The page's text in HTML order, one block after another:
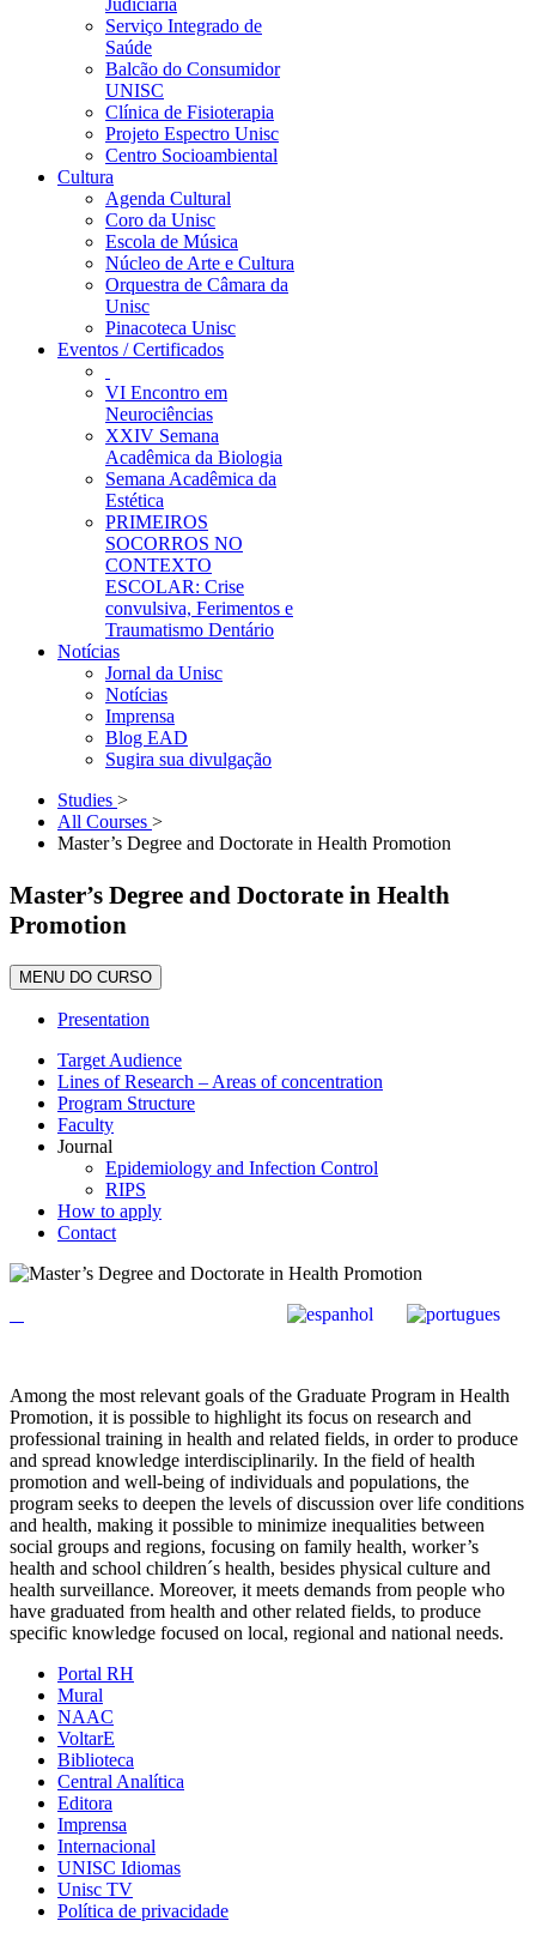
Judiciária
Serviço Integrado de
Saúde
Balcão do Consumidor
UNISC
Clínica de Fisioterapia
Projeto Espectro Unisc
Centro Socioambiental
Cultura
Agenda Cultural
Coro da Unisc
Escola de Música
Núcleo de Arte e Cultura
Orquestra de Câmara da
Unisc
Pinacoteca Unisc
Eventos / Certificados
VI Encontro em
Neurociências
XXIV Semana
Acadêmica da Biologia
Semana Acadêmica da
Estética
PRIMEIROS
SOCORROS NO
CONTEXTO
ESCOLAR: Crise
convulsiva, Ferimentos e
Traumatismo Dentário
Notícias
Jornal da Unisc
Notícias
Imprensa
Blog EAD
Sugira sua divulgação
Studies >
All Courses >
Master’s Degree and Doctorate in Health Promotion
Master’s Degree and Doctorate in Health
Promotion
MENU DO CURSO
Presentation
Target Audience
Lines of Research – Areas of concentration
Program Structure
Faculty
Journal
Epidemiology and Infection Control
RIPS
How to apply
Contact
Among the most relevant goals of the Graduate Program in Health
Promotion, it is possible to highlight its focus on research and
professional training in health and related fields, in order to produce
and spread knowledge interdisciplinarily. In the field of health
promotion and well-being of individuals and populations, the
program seeks to deepen the levels of discussion over life conditions
and health, making it possible to minimize inequalities between
social groups and regions, focusing on family health, worker’s
health and school children´s health, besides physical culture and
health surveillance. Moreover, it meets demands from people who
have graduated from health and other related fields, to produce
specific knowledge focused on local, regional and national needs.
Portal RH
Mural
NAAC
VoltarE
Biblioteca
Central Analítica
Editora
Imprensa
Internacional
UNISC Idiomas
Unisc TV
Política de privacidade